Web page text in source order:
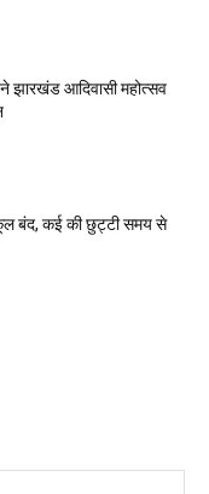
झारखंड आदिवासी महोत्सव
बंद, कई की छुट्टी समय से